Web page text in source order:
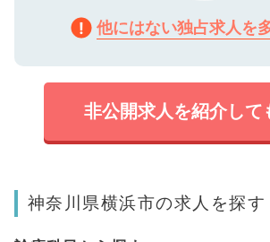
他にはない独占求人を
非公開求人を紹介して
神奈川県横浜市の求人を探す